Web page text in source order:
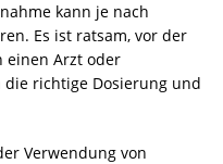
kann je nach
Es ist ratsam, vor der
einen Arzt oder
richtige Dosierung und
Verwendung von